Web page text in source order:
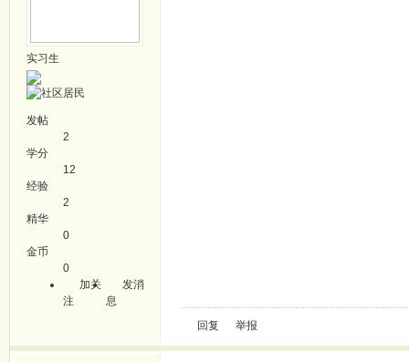
实习生
发帖
2
学分
12
经验
2
精华
0
金币
0
加关
注
发消
息
回复 举报